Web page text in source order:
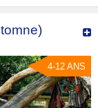
4-12 ANS